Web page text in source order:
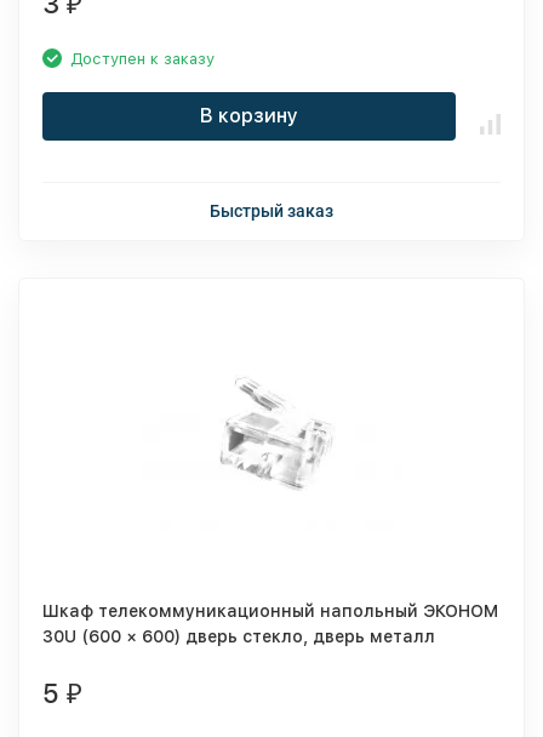
₽
Доступен к заказу
В корзину
Быстрый заказ
Шкаф телекоммуникационный напольный ЭКОНОМ
30U (600 × 600) дверь стекло, дверь металл
5 ₽